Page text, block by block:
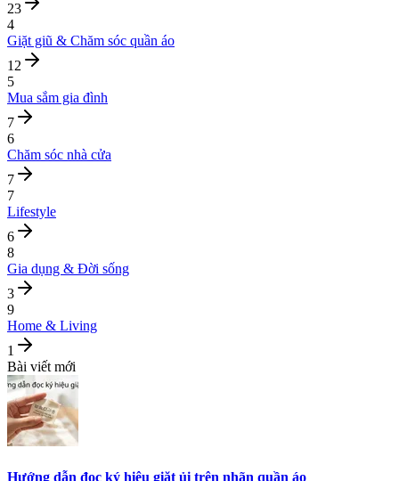
23
4
Giặt giũ & Chăm sóc quần áo
12
5
Mua sắm gia đình
7
6
Chăm sóc nhà cửa
7
7
Lifestyle
6
8
Gia dụng & Đời sống
3
9
Home & Living
1
Bài viết mới
Hướng dẫn đọc ký hiệu giặt ủi trên nhãn quần áo